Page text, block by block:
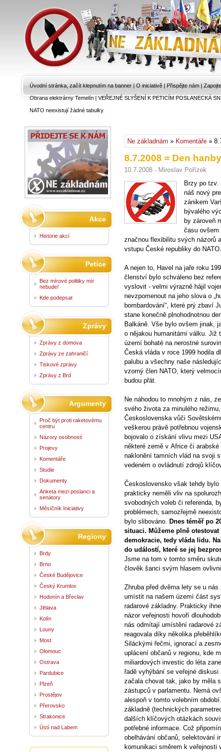
Úvodní stránka, začít klepnutím na banner | O iniciativě | Přispějte nám |
Obrana elektrárny Temelín|VEŘEJNÉ SLYŠENÍ K PETICÍM POSLANECKÁ
NATO neexistují žádné tabulky.
Ne základnám » Komentáře »
8.7.2008 = Den hanby
10.7.2008 - Miroslav Pořízek
Brzy po tzv.
náš nový
zánikem
bývalého
by zároveň
času ovšem
značnou flexibilitu svých názorů
vstupu České republiky do NATO.
A nejen to, Havel na jaře roku
členství bylo schváleno bez
vyslovit - velmi výrazně hájil
nevzpomenout na jeho slova o
bombardování“, které prý zbaví
stane konečně plnohodnotnou
Balkáně. Vše bylo ovšem jinak,
o nějakou humanitární válku. Již
území bohaté na nerostné
Česká vláda v roce 1999 hodila
palubu a všechny naše
vzorný člen NATO, který
budou přát.
Ne náhodou to mnohým z nás,
svého života za minulého
Československa vůči
veškerou právě potřebnou
bojovalo o získání vlivu mezi
některé země v Africe či
naklonění tamních vlád na svoji
vedeném o ovládnutí zdrojů
Československo však tehdy
prakticky neměli vliv na
svobodných voleb či referenda,
problémech, samozřejmě
bylo slibováno. Dnes téměř po
situaci. Můžeme plně
demokracie, tedy vláda lidu.
do událostí, které se jej
Jsme na tom v tomto směru
člověk šanci svým hlasem
Zhruba před dvěma lety se u
umístit na našem území část
radarové základny. Prakticky
názor veřejnosti hovoří
nás odmítají umístění radarové
reagovala díky několika
Siláckými řečmi, ignorací a
uplácení občanů v regionu, kde
miliardových investic do léta
řadě vyhýbání se veřejné
začala chovat tak, jako by měla
zástupců v parlamentu. Nemá
alespoň v tomto volebním
základně (technických
dalších klíčových otázkách
potřebné informace. Což
obelhávání občanů, selektování
komunikaci směrem k
Akce
Historie akcí
Petice
Bez mírové politiky mír
nebude!
Kde podepsat
Zprávy
Zprávy z domova
Zprávy ze zahraničí
Tiskové zprávy
Zprávy z Brd
Argumenty
Proč být proti raketovému
centru
Názory osobností
Projevy
Komentáře
Studie
Dokumenty
Anketa mezi poslanci a
senátory
Měsíčník Iniciativy
Regiony
Brdy
Brno
České Budějovice
Český Krumlov
Hodonín a Břeclav
Jihlava
Kolín
Louny
Most
Olomouc
Ostrava
Pardubice
Plzeň
Prostějov
Přerovsko
Strakonice
Ústí nad Labem